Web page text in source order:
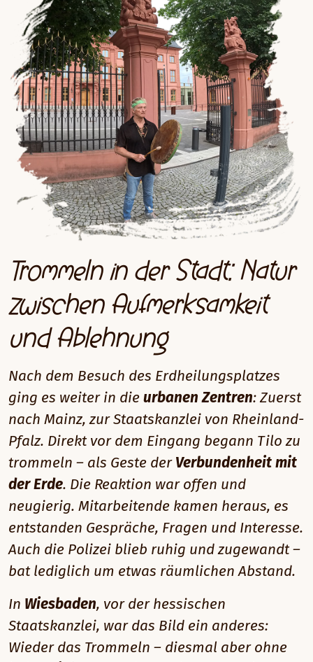
Trommeln in der Stadt: Natur
zwischen Aufmerksamkeit
und Ablehnung
Nach dem Besuch des Erdheilungsplatzes
ging es weiter in die urbanen Zentren: Zuerst
nach Mainz, zur Staatskanzlei von Rheinland-
Pfalz. Direkt vor dem Eingang begann Tilo zu
trommeln – als Geste der Verbundenheit mit
der Erde. Die Reaktion war offen und
neugierig. Mitarbeitende kamen heraus, es
entstanden Gespräche, Fragen und Interesse.
Auch die Polizei blieb ruhig und zugewandt –
bat lediglich um etwas räumlichen Abstand.
In Wiesbaden, vor der hessischen
Staatskanzlei, war das Bild ein anderes:
Wieder das Trommeln – diesmal aber ohne